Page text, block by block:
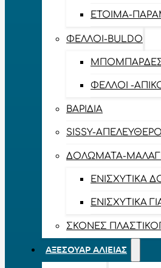
ΈΤΟΙΜΑ-
ΦΕΛΛΟΊ-BULDO
ΦΕΛΛΟΊ -
ΒΑΡΊΔΙΑ
SISSY-
ΔΟΛΏΜΑΤΑ-
ΕΝΙΣΧΥΤΙΚΆ
ΕΝΙΣΧΥΤΙΚΆ
ΣΚΌΝΕΣ
ΑΞΕΣΟΥΆΡ ΑΛΙΕΊΑΣ